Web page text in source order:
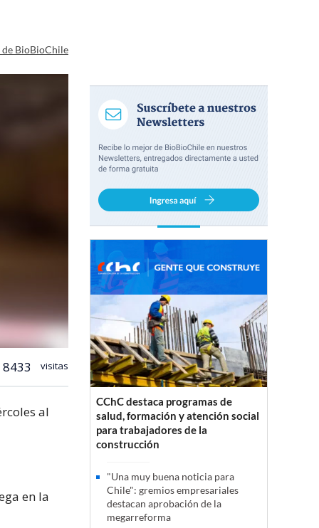
BioBioChile
8433 visitas
al
en la
CChC destaca programas de
salud, formación y atención social
para trabajadores de la
construcción
"Una muy buena noticia para
Chile": gremios empresariales
destacan aprobación de la
megarreforma